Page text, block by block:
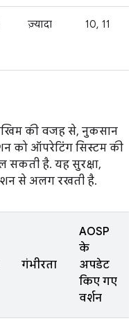
ज़्यादा 10, 11
की वजह से, नुकसान
को ऑपरेटिंग सिस्टम की
सकती है. यह सुरक्षा,
से अलग रखती है.
गंभीरता
AOSP
के
अपडेट
किए गए
वर्शन